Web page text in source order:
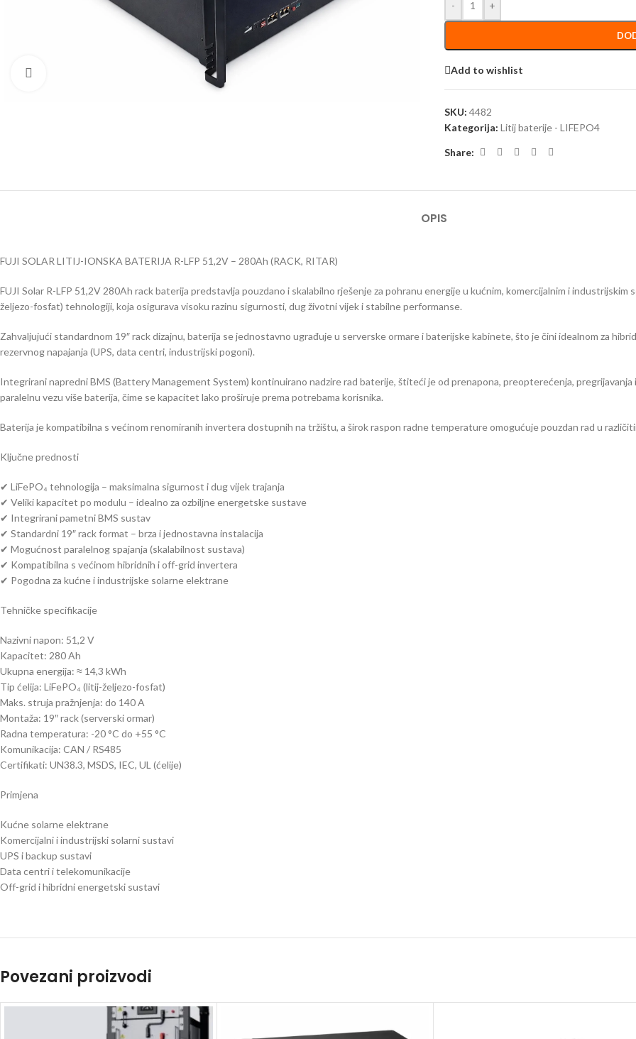
- +
Add to wishlist
SKU: 4482
Kategorija: Litij baterije - LIFEPO4
Share:
OPIS
FUJI SOLAR LITIJ-IONSKA BATERIJA R-LFP 51,2V – 280Ah (RACK, RITAR)
FUJI Solar R-LFP 51,2V 280Ah rack baterija predstavlja pouzdano i skalabilno rješenje za pohranu energije u kućnim, komercijalnim i industrijskim
željezo-fosfat) tehnologiji, koja osigurava visoku razinu sigurnosti, dug životni vijek i stabilne performanse.
Zahvaljujući standardnom 19″ rack dizajnu, baterija se jednostavno ugrađuje u serverske ormare i baterijske kabinete, što je čini idealnom za
rezervnog napajanja (UPS, data centri, industrijski pogoni).
Integrirani napredni BMS (Battery Management System) kontinuirano nadzire rad baterije, štiteći je od prenapona, preopterećenja,
paralelnu vezu više baterija, čime se kapacitet lako proširuje prema potrebama korisnika.
Baterija je kompatibilna s većinom renomiranih invertera dostupnih na tržištu, a širok raspon radne temperature omogućuje pouzdan rad u
Ključne prednosti
✔ LiFePO₄ tehnologija – maksimalna sigurnost i dug vijek trajanja
✔ Veliki kapacitet po modulu – idealno za ozbiljne energetske sustave
✔ Integrirani pametni BMS sustav
✔ Standardni 19″ rack format – brza i jednostavna instalacija
✔ Mogućnost paralelnog spajanja (skalabilnost sustava)
✔ Kompatibilna s većinom hibridnih i off-grid invertera
✔ Pogodna za kućne i industrijske solarne elektrane
Tehničke specifikacije
Nazivni napon: 51,2 V
Kapacitet: 280 Ah
Ukupna energija: ≈ 14,3 kWh
Tip ćelija: LiFePO₄ (litij-željezo-fosfat)
Maks. struja pražnjenja: do 140 A
Montaža: 19″ rack (serverski ormar)
Radna temperatura: -20 °C do +55 °C
Komunikacija: CAN / RS485
Certifikati: UN38.3, MSDS, IEC, UL (ćelije)
Primjena
Kućne solarne elektrane
Komercijalni i industrijski solarni sustavi
UPS i backup sustavi
Data centri i telekomunikacije
Off-grid i hibridni energetski sustavi
Povezani proizvodi